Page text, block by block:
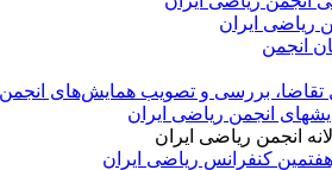
ریاضی ایران
انجمن
تقاضا، بررسی و تصویب همایش‌های انجمن
انجمن ریاضی ایران
انجمن ریاضی ایران
کنفرانس ریاضی ایران